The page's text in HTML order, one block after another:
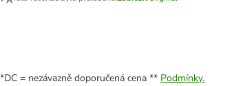
*DC = nezávazně doporučená cena ** Podmínky.